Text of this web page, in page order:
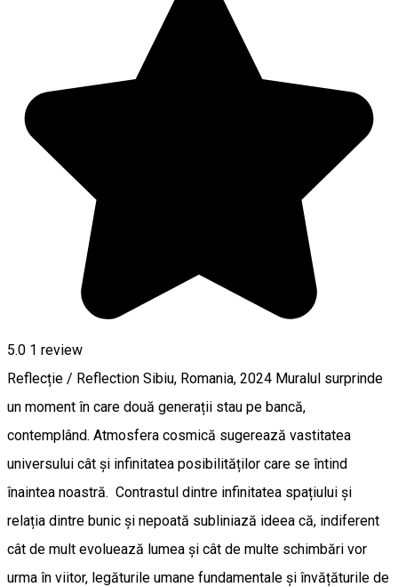
5.0 1 review
Reflecție / Reflection Sibiu, Romania, 2024 Muralul surprinde
un moment în care două generații stau pe bancă,
contemplând. Atmosfera cosmică sugerează vastitatea
universului cât și infinitatea posibilităților care se întind
înaintea noastră. Contrastul dintre infinitatea spațiului și
relația dintre bunic și nepoată subliniază ideea că, indiferent
cât de mult evoluează lumea și cât de multe schimbări vor
urma în viitor, legăturile umane fundamentale și învățăturile de